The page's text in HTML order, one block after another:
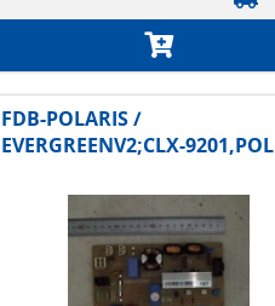
FDB-POLARIS /
EVERGREENV2;CLX-9201,POL